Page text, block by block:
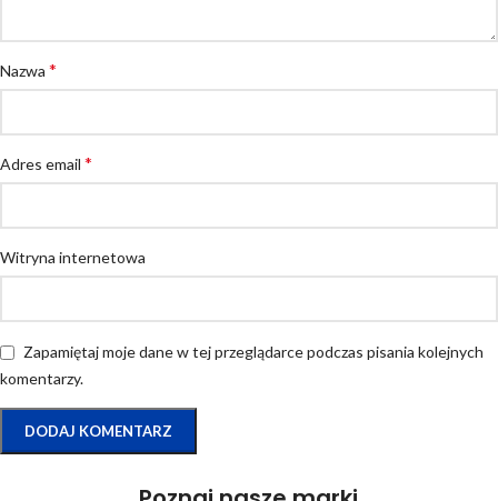
Nazwa *
Adres email *
Witryna internetowa
Zapamiętaj moje dane w tej przeglądarce podczas pisania kolejnych
komentarzy.